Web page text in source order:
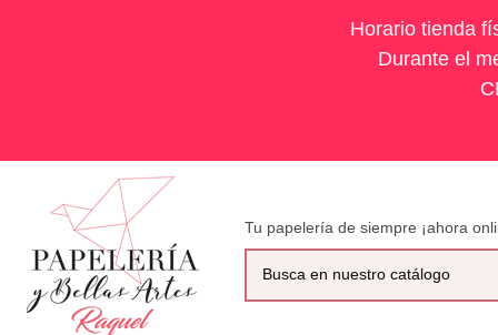
Horario tienda
Durante el
Tu papelería de siempre ¡ahora